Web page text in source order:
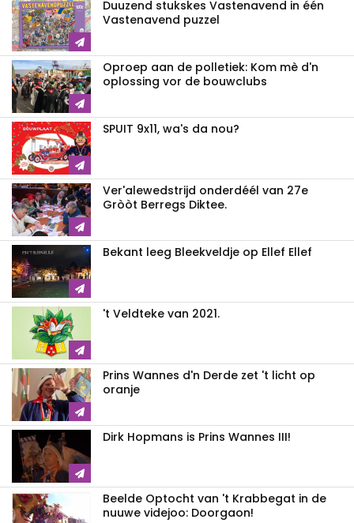
Duuzend stukskes Vastenavend in één
Vastenavend puzzel
Oproep aan de polletiek: Kom mè d'n
oplossing vor de bouwclubs
SPUIT 9x11, wa's da nou?
Ver'alewedstrijd onderdéél van 27e
Gròòt Berregs Diktee.
Bekant leeg Bleekveldje op Ellef Ellef
't Veldteke van 2021.
Prins Wannes d'n Derde zet 't licht op
oranje
Dirk Hopmans is Prins Wannes III!
Beelde Optocht van 't Krabbegat in de
nuuwe videjoo: Doorgaon!